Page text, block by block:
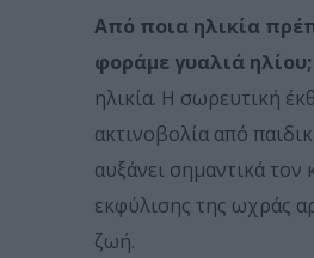
Από ποια ηλικία
φοράμε γυαλιά ηλίου;
ηλικία. Η σωρευτική
ακτινοβολία από
αυξάνει σημαντικά τον
εκφύλισης της ωχράς
ζωή.